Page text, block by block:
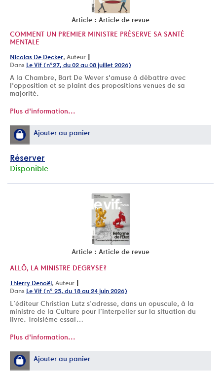
Article : Article de revue
COMMENT UN PREMIER MINISTRE PRÉSERVE SA SANTÉ
MENTALE
Nicolas De Decker, Auteur |
Dans Le Vif (n°27, du 02 au 08 juillet 2026)
A la Chambre, Bart De Wever s'amuse à débattre avec
l'opposition et se plaint des propositions venues de sa
majorité.
Plus d'information...
Ajouter au panier
Réserver
Disponible
Article : Article de revue
ALLÔ, LA MINISTRE DEGRYSE?
Thierry Denoël, Auteur |
Dans Le Vif (n° 25, du 18 au 24 juin 2026)
L’éditeur Christian Lutz s’adresse, dans un opuscule, à la
ministre de la Culture pour l’interpeller sur la situation du
livre. Troisième essai…
Plus d'information...
Ajouter au panier